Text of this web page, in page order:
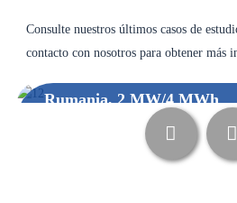
Consulte nuestros últimos casos de
contacto con nosotros para obtener más
Rumania, 2 MW/4 MWh
Caso: Estación de